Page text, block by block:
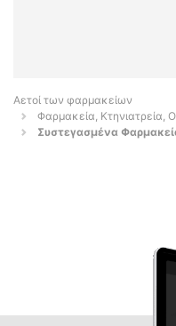
Αετοί των φαρμακείων
Φαρμακεία, Κτηνιατρεία,
Συστεγασμένα